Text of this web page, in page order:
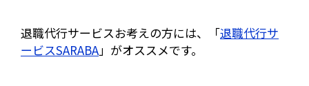
退職代行サービスお考えの方には、「退職代行サ
ービスSARABA」がオススメです。